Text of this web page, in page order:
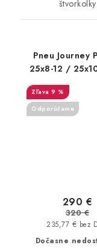
štvorkolky
Pneu Journey
25x8-12 /
9 %
Odporúčame
Dočasne
235,77 € bez
290 €
320 €